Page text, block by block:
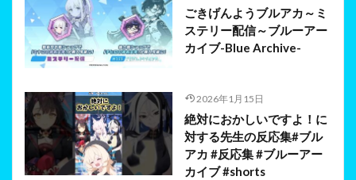
ごきげんようブルアカ～ミ
ステリー配信～ブルーアー
カイブ-Blue Archive-
2026年1月15日
絶対におかしいですよ！に
対する先生の反応集#ブル
アカ #反応集 #ブルーアー
カイブ #shorts